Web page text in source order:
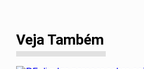
Veja Também